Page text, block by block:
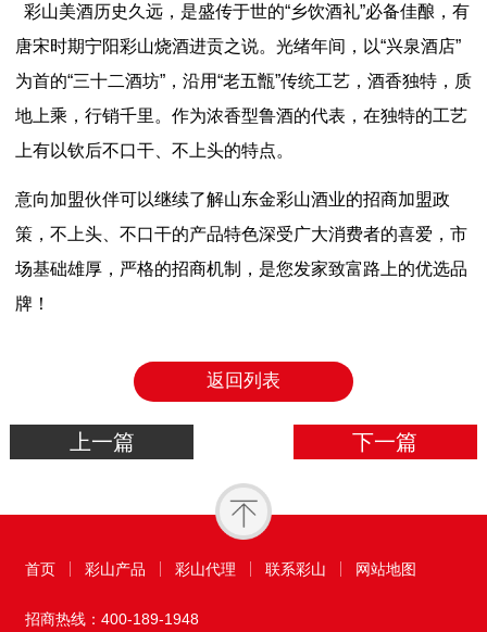
彩山美酒历史久远，是盛传于世的“乡饮酒礼”必备佳酿，有
唐宋时期宁阳彩山烧酒进贡之说。光绪年间，以“兴泉酒店”
为首的“三十二酒坊”，沿用“老五甑”传统工艺，酒香独特，质
地上乘，行销千里。作为浓香型鲁酒的代表，在独特的工艺
上有以钦后不口干、不上头的特点。
意向加盟伙伴可以继续了解山东金彩山酒业的招商加盟政
策，不上头、不口干的产品特色深受广大消费者的喜爱，市
场基础雄厚，严格的招商机制，是您发家致富路上的优选品
牌！
返回列表
上一篇 下一篇
首页 彩山产品 彩山代理 联系彩山 网站地图
招商热线： 400-189-1948